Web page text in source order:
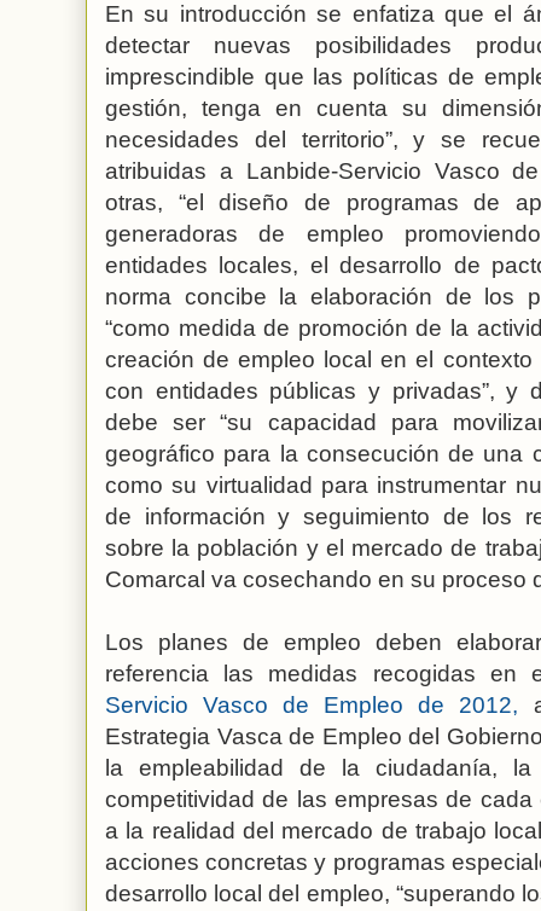
En su introducción se enfatiza que el
detectar nuevas posibilidades
imprescindible que las políticas de
gestión, tenga en cuenta su
necesidades del territorio”, y se
atribuidas a Lanbide-Servicio Vasco
otras, “el diseño de programas de
generadoras de empleo
entidades locales, el desarrollo de
norma concibe la elaboración de los
“como medida de promoción de la
creación de empleo local en el
con entidades públicas y privadas”, y
debe ser “su capacidad para
geográfico para la consecución de una
como su virtualidad para instrumentar
de información y seguimiento de los
sobre la población y el mercado de
Comarcal va cosechando en su proceso
Los planes de empleo deben
referencia las medidas recogidas en
Servicio Vasco de Empleo de 2012,
Estrategia Vasca de Empleo del
la empleabilidad de la ciudadanía,
competitividad de las empresas de
a la realidad del mercado de trabajo
acciones concretas y programas
desarrollo local del empleo, “superando